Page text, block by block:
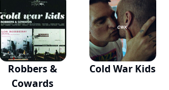
Robbers &
Cowards
Cold War Kids